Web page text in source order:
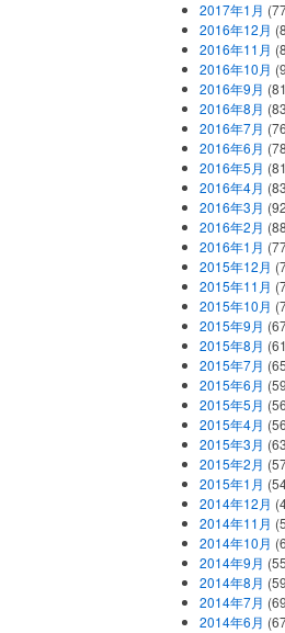
2017年1月
2016年12月
2016年11月
2016年10月
2016年9月
2016年8月
2016年7月
2016年6月
2016年5月
2016年4月
2016年3月
2016年2月
2016年1月
2015年12月
2015年11月
2015年10月
2015年9月
2015年8月
2015年7月
2015年6月
2015年5月
2015年4月
2015年3月
2015年2月
2015年1月
2014年12月
2014年11月
2014年10月
2014年9月
2014年8月
2014年7月
2014年6月